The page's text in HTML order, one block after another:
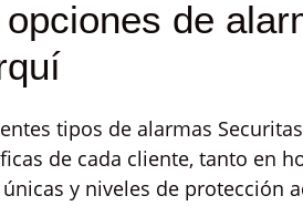
de
tipos de alarmas
de cada cliente, tanto en
y niveles de protección